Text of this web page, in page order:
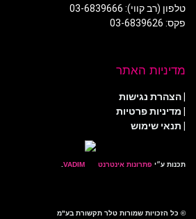
טלפון (רב קווי): 03-6839666
פקס: 03-6839626
מדיניות האתר
|הצהרת נגישות
| מדיניות פרטיות
| תנאי שימוש
תכנות ע״י פתרונות אינטרנט
© כל הזכויות שמורות טלר תקשורת בע"מ